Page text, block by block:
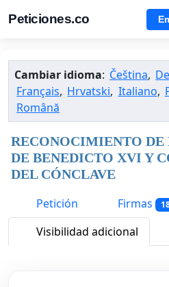
Peticiones.co
Cambiar idioma: Čeština,
Français, Hrvatski, Italiano,
Română
RECONOCIMIENTO DE
DE BENEDICTO XVI Y
DEL CÓNCLAVE
Petición
Firmas
Visibilidad adicional